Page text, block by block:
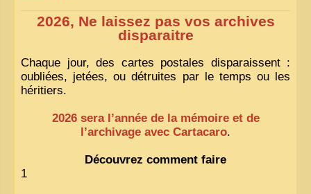
2026, Ne laissez pas vos archives
disparaitre
Chaque jour, des cartes postales disparaissent :
oubliées, jetées, ou détruites par le temps ou les
héritiers.
2026 sera l’année de la mémoire et de
l’archivage avec Cartacaro.
Découvrez comment faire
1